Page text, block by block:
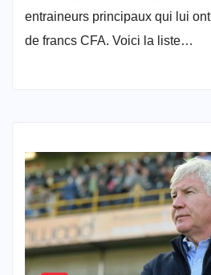
entraineurs principaux qui lui
de francs CFA. Voici la liste…